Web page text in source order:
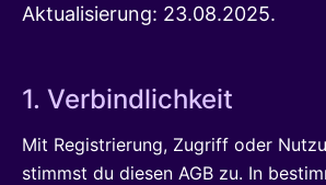
Aktualisierung: 23.08.2025.
1. Verbindlichkeit
Mit Registrierung, Zugriff oder
stimmst du diesen AGB zu. In